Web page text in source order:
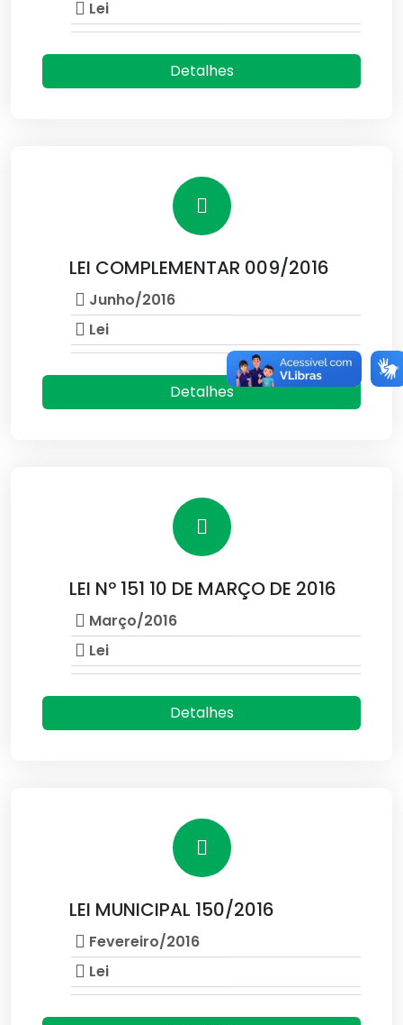
Lei
Detalhes
LEI COMPLEMENTAR 009/2016
Junho/2016
Lei
Detalhes
LEI Nº 151 10 DE MARÇO DE 2016
Março/2016
Lei
Detalhes
LEI MUNICIPAL 150/2016
Fevereiro/2016
Lei